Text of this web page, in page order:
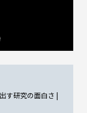
す研究の面白さ |